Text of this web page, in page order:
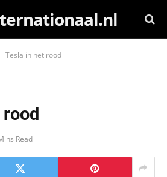
Tesla in het rood
Read